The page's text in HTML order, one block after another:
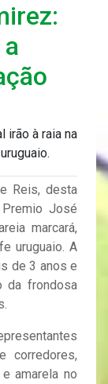
irão à raia na
Reis, desta
José
marcará,
uruguaio. A
de 3 anos e
da frondosa
corredores,
amarela no